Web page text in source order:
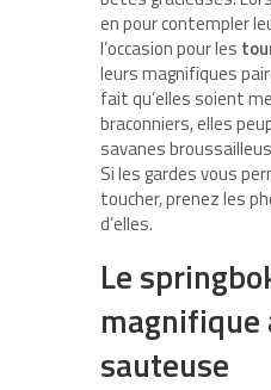
en pour contempler
l’occasion pour les
leurs magnifiques
fait qu’elles soient
braconniers, elles
savanes
Si les gardes vous
toucher, prenez les
d’elles.
Le
sauteuse